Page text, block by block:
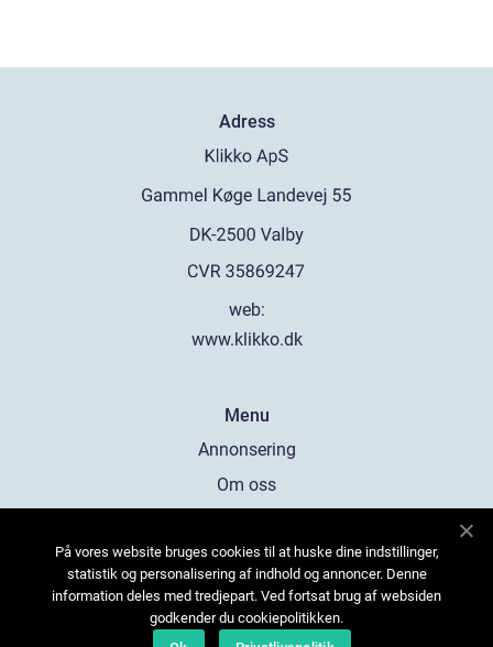
Adress
web:
www.klikko.dk
Menu
Annonsering
Om oss
Kontakta oss
Sitemap
På vores website bruges cookies til at huske dine indstillinger,
statistik og personalisering af indhold og annoncer. Denne
information deles med tredjepart. Ved fortsat brug af websiden
godkender du cookiepolitikken.